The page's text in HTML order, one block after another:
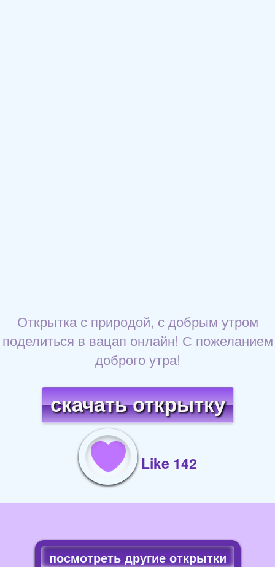
Открытка с природой, с добрым утром
поделиться в вацап онлайн! С пожеланием
доброго утра!
скачать открытку
Like 142
посмотреть другие открытки